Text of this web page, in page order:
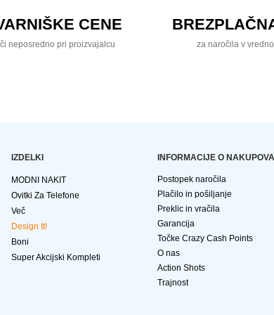
CENE
neposredno pri proizvajalcu za naročila v
IZDELKI
MODNI NAKIT
Ovitki Za Telefone
Več
Design It!
Boni
Super Akcijski Kompleti
INFORMACIJE O
Postopek naročila
Plačilo in pošiljanje
Preklic in vračila
Garancija
Točke Crazy Cash Points
O nas
Action Shots
Trajnost